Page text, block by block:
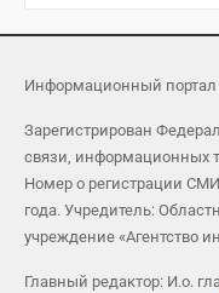
Информационный портал
Зарегистрирован
связи, информационных
Номер о регистрации
года. Учредитель:
учреждение «Агентство
Главный редактор: И.о.